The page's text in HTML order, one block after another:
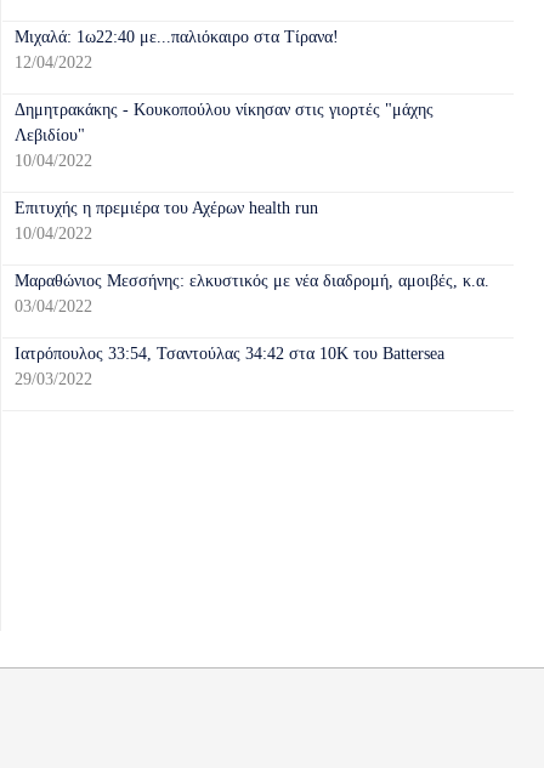
Μιχαλά: 1ω22:40 με...παλιόκαιρο στα Τίρανα!
12/04/2022
Δημητρακάκης - Κουκοπούλου νίκησαν στις γιορτές "μάχης
Λεβιδίου"
10/04/2022
Επιτυχής η πρεμιέρα του Αχέρων health run
10/04/2022
Mαραθώνιος Μεσσήνης: ελκυστικός με νέα διαδρομή, αμοιβές, κ.α.
03/04/2022
Ιατρόπουλος 33:54, Τσαντούλας 34:42 στα 10Κ του Battersea
29/03/2022